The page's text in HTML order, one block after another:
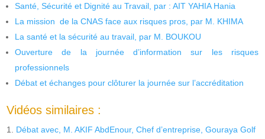
Santé, Sécurité et Dignité au Travail, par : AIT YAHIA Hania
La mission de la CNAS face aux risques pros, par M. KHIMA
La santé et la sécurité au travail, par M. BOUKOU
Ouverture de la journée d’information sur les risques
professionnels
Débat et échanges pour clôturer la journée sur l’accréditation
Vidéos similaires :
Débat avec, M. AKIF AbdEnour, Chef d’entreprise, Gouraya Golf